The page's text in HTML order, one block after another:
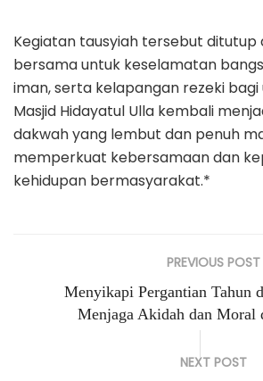
Kegiatan tausyiah tersebut ditutup
bersama untuk keselamatan
iman, serta kelapangan rezeki
Masjid Hidayatul Ulla kembali
dakwah yang lembut dan penuh
memperkuat kebersamaan dan
kehidupan bermasyarakat.*
PREVIOUS POST
Menyikapi Pergantian Tahun
Menjaga Akidah dan Moral
NEXT POST